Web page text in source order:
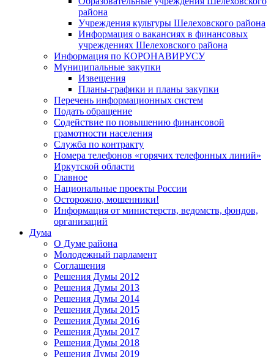
района
Учреждения культуры Шелеховского района
Информация о вакансиях в финансовых
учреждениях Шелеховского района
Информация по КОРОНАВИРУСУ
Муниципальные закупки
Извещения
Планы-графики и планы закупки
Перечень информационных систем
Подать обращение
Содействие по повышению финансовой
грамотности населения
Служба по контракту
Номера телефонов «горячих телефонных линий»
Иркутской области
Главное
Национальные проекты России
Осторожно, мошенники!
Информация от министерств, ведомств, фондов,
организаций
Дума
О Думе района
Молодежный парламент
Соглашения
Решения Думы 2012
Решения Думы 2013
Решения Думы 2014
Решения Думы 2015
Решения Думы 2016
Решения Думы 2017
Решения Думы 2018
Решения Думы 2019